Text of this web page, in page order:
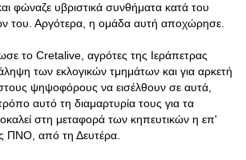
φώναζε υβριστικά συνθήματα κατά του
του. Αργότερα, η ομάδα αυτή αποχώρησε.
το Cretalive, αγρότες της Ιεράπετρας
των εκλογικών τμημάτων και για αρκετή
ψηψοφόρους να εισέλθουν σε αυτά,
αυτό τη διαμαρτυρία τους για τα
στη μεταφορά των κηπευτικών η επ'
ΠΝΟ, από τη Δευτέρα.